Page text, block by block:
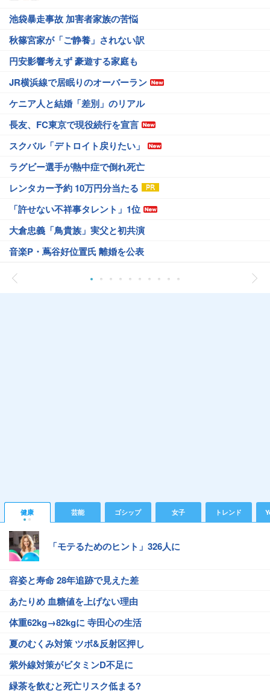
池袋暴走事故 加害者家族の苦悩
秋篠宮家が「ご静養」されない訳
円安影響考えず 豪遊する家庭も
JR横浜線で居眠りのオーバーラン
ケニア人と結婚「差別」のリアル
長友、FC東京で現役続行を宣言
スクバル「デトロイト戻りたい」
ラグビー選手が熱中症で倒れ死亡
レンタカー予約 10万円分当たる
「許せない不祥事タレント」1位
大倉忠義「鳥貴族」実父と初共演
音楽P・蔦谷好位置氏 離婚を公表
健康 芸能 ゴシップ 女子 トレンド
「モテるためのヒント」326人に
容姿と寿命 28年追跡で見えた差
あたりめ 血糖値を上げない理由
体重62kg→82kgに 寺田心の生活
夏のむくみ対策 ツボ&反射区押し
紫外線対策がビタミンD不足に
緑茶を飲むと死亡リスク低まる?